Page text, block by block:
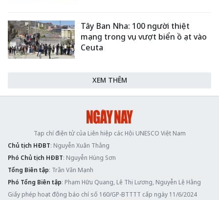
Tây Ban Nha: 100 người thiệt
mạng trong vụ vượt biển ồ ạt vào
Ceuta
XEM THÊM
Tạp chí điện tử của Liên hiệp các Hội UNESCO Việt Nam
Chủ tịch HĐBT: Nguyễn Xuân Thắng
Phó Chủ tịch HĐBT: Nguyễn Hùng Sơn
Tổng Biên tập: Trần Văn Mạnh
Phó Tổng Biên tập: Phạm Hữu Quang, Lê Thị Lương, Nguyễn Lệ Hằng
Giấy phép hoạt động báo chí số 160/GP-BTTTT cấp ngày 11/6/2024